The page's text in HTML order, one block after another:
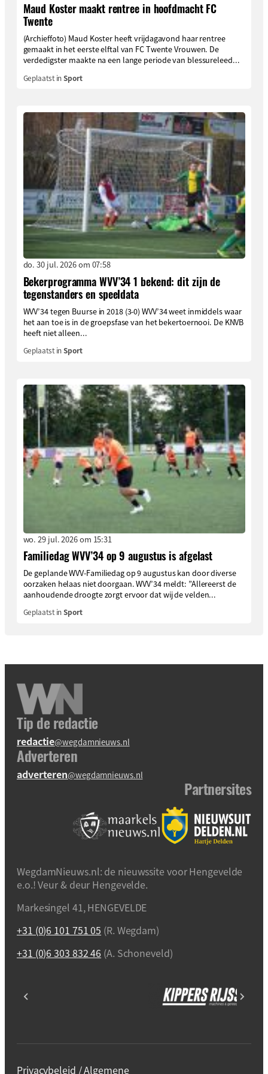
Maud Koster maakt rentree in hoofdmacht FC
Twente
(Archieffoto) Maud Koster heeft vrijdagavond haar rentree
gemaakt in het eerste elftal van FC Twente Vrouwen. De
verdedigster maakte na een lange periode van blessureleed...
Geplaatst inSport
do. 30 jul. 2026 om 07:58
Bekerprogramma WVV’34 1 bekend: dit zijn de
tegenstanders en speeldata
WVV’34 tegen Buurse in 2018 (3-0) WVV’34 weet inmiddels waar
het aan toe is in de groepsfase van het bekertoernooi. De KNVB
heeft niet alleen...
Geplaatst inSport
wo. 29 jul. 2026 om 15:31
Familiedag WVV’34 op 9 augustus is afgelast
De geplande WVV-Familiedag op 9 augustus kan door diverse
oorzaken helaas niet doorgaan. WVV’34 meldt: ”Allereerst de
aanhoudende droogte zorgt ervoor dat wij de velden...
Geplaatst inSport
Tip de redactie
redactie@wegdamnieuws.nl
Adverteren
adverteren@wegdamnieuws.nl
Partnersites
WegdamNieuws.nl: de nieuwssite voor Hengevelde
e.o.! Veur & deur Hengevelde.
Markesingel 41, HENGEVELDE
+31 (0)6 101 751 05 (R. Wegdam)
+31 (0)6 303 832 46 (A. Schoneveld)
Privacybeleid / Algemene